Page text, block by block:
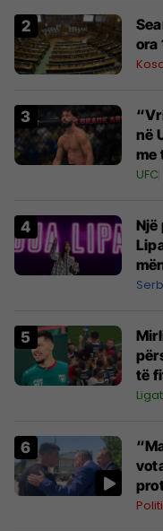
ora
në
me
UFC
Një
të